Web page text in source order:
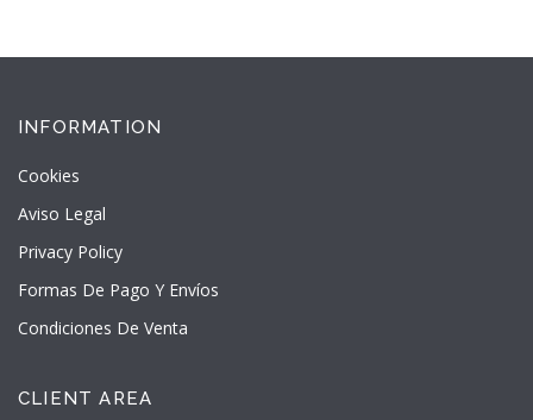
INFORMATION
Cookies
Aviso Legal
Privacy Policy
Formas De Pago Y Envíos
Condiciones De Venta
CLIENT AREA